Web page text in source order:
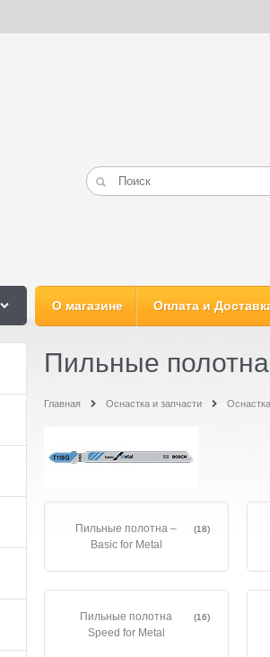
О магазине Оплата и
Пильные
Главная Оснастка и запчасти
Пильные полотна –
Basic for Metal
(18)
Пильные полотна
Speed for Metal
(16)